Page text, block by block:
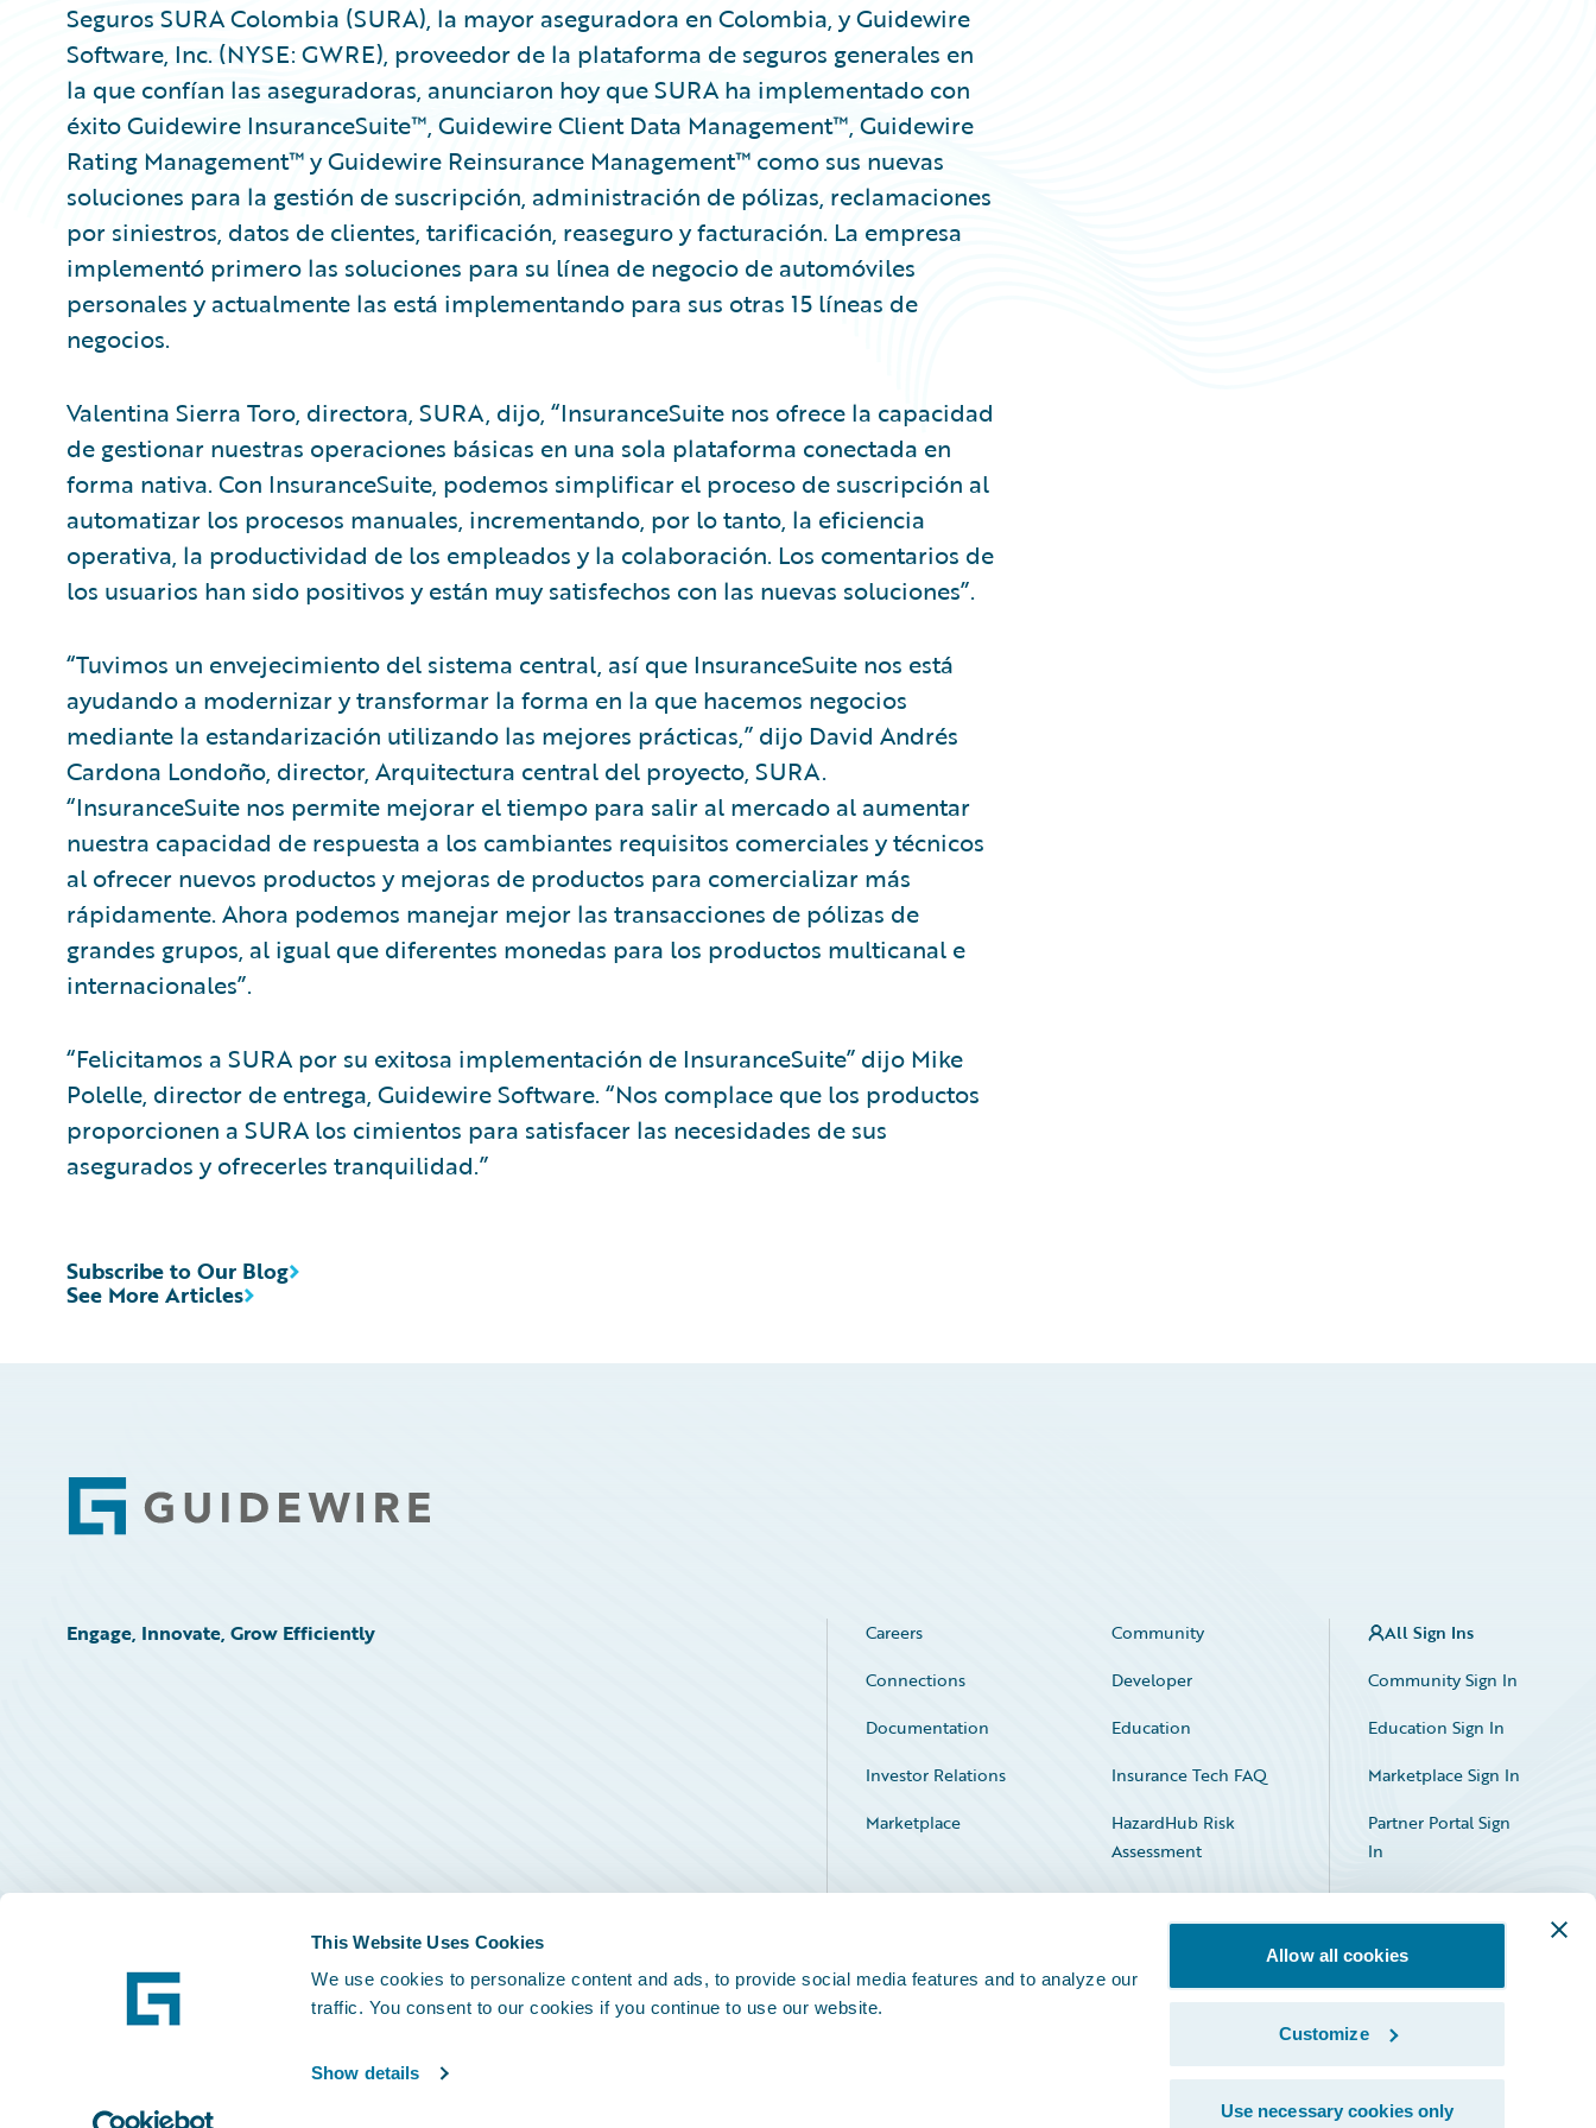
This Website Uses Cookies
We use cookies to personalize content and ads, to provide social media features and to analyze our
traffic. You consent to our cookies if you continue to use our website.
Show details
Allow all cookies
Customize
Use necessary cookies only
Seguros SURA Colombia (SURA), la mayor aseguradora en Colombia, y Guidewire
Software, Inc. (NYSE: GWRE), proveedor de la plataforma de seguros generales en
la que confían las aseguradoras, anunciaron hoy que SURA ha implementado con
éxito Guidewire InsuranceSuite™, Guidewire Client Data Management™, Guidewire
Rating Management™ y Guidewire Reinsurance Management™ como sus nuevas
soluciones para la gestión de suscripción, administración de pólizas, reclamaciones
por siniestros, datos de clientes, tarificación, reaseguro y facturación. La empresa
implementó primero las soluciones para su línea de negocio de automóviles
personales y actualmente las está implementando para sus otras 15 líneas de
negocios.
Valentina Sierra Toro, directora, SURA, dijo, “InsuranceSuite nos ofrece la capacidad
de gestionar nuestras operaciones básicas en una sola plataforma conectada en
forma nativa. Con InsuranceSuite, podemos simplificar el proceso de suscripción al
automatizar los procesos manuales, incrementando, por lo tanto, la eficiencia
operativa, la productividad de los empleados y la colaboración. Los comentarios de
los usuarios han sido positivos y están muy satisfechos con las nuevas soluciones”.
“Tuvimos un envejecimiento del sistema central, así que InsuranceSuite nos está
ayudando a modernizar y transformar la forma en la que hacemos negocios
mediante la estandarización utilizando las mejores prácticas,” dijo David Andrés
Cardona Londoño, director, Arquitectura central del proyecto, SURA.
“InsuranceSuite nos permite mejorar el tiempo para salir al mercado al aumentar
nuestra capacidad de respuesta a los cambiantes requisitos comerciales y técnicos
al ofrecer nuevos productos y mejoras de productos para comercializar más
rápidamente. Ahora podemos manejar mejor las transacciones de pólizas de
grandes grupos, al igual que diferentes monedas para los productos multicanal e
internacionales”.
“Felicitamos a SURA por su exitosa implementación de InsuranceSuite” dijo Mike
Polelle, director de entrega, Guidewire Software. “Nos complace que los productos
proporcionen a SURA los cimientos para satisfacer las necesidades de sus
asegurados y ofrecerles tranquilidad.”
See More Articles
Subscribe to Our Blog
Footer
Engage, Innovate, Grow Efficiently Careers
Community
Connections
Developer
Documentation
Education
Investor Relations
Insurance Tech FAQ
Marketplace
HazardHub Risk
Assessment
Service Status
All Sign Ins
Community Sign In
Education Sign In
Marketplace Sign In
Partner Portal Sign
In
Facebook
X LinkedIn